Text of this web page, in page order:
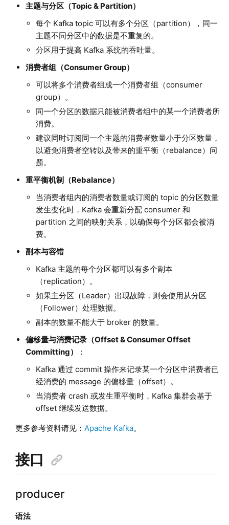
主题与分区（Topic & Partition）
每个 Kafka topic 可以有多个分区（partition），同一
主题不同分区中的数据是不重复的。
分区用于提高 Kafka 系统的吞吐量。
消费者组（Consumer Group）
可以将多个消费者组成一个消费者组（consumer
group）。
同一个分区的数据只能被消费者组中的某一个消费者所
消费。
建议同时订阅同一个主题的消费者数量小于分区数量，
以避免消费者空转以及带来的重平衡（rebalance）问
题。
重平衡机制（Rebalance）
当消费者组内的消费者数量或订阅的 topic 的分区数量
发生变化时，Kafka 会重新分配 consumer 和
partition 之间的映射关系，以确保每个分区都会被消
费。
副本与容错
Kafka 主题的每个分区都可以有多个副本
（replication）。
如果主分区（Leader）出现故障，则会使用从分区
（Follower）处理数据。
副本的数量不能大于 broker 的数量。
偏移量与消费记录（Offset & Consumer Offset
Committing）
：
Kafka 通过 commit 操作来记录某一个分区中消费者已
经消费的 message 的偏移量（offset）。
当消费者 crash 或发生重平衡时，Kafka 集群会基于
offset 继续发送数据。
更多参考资料请见： Apache Kafka。
接口
producer
语法